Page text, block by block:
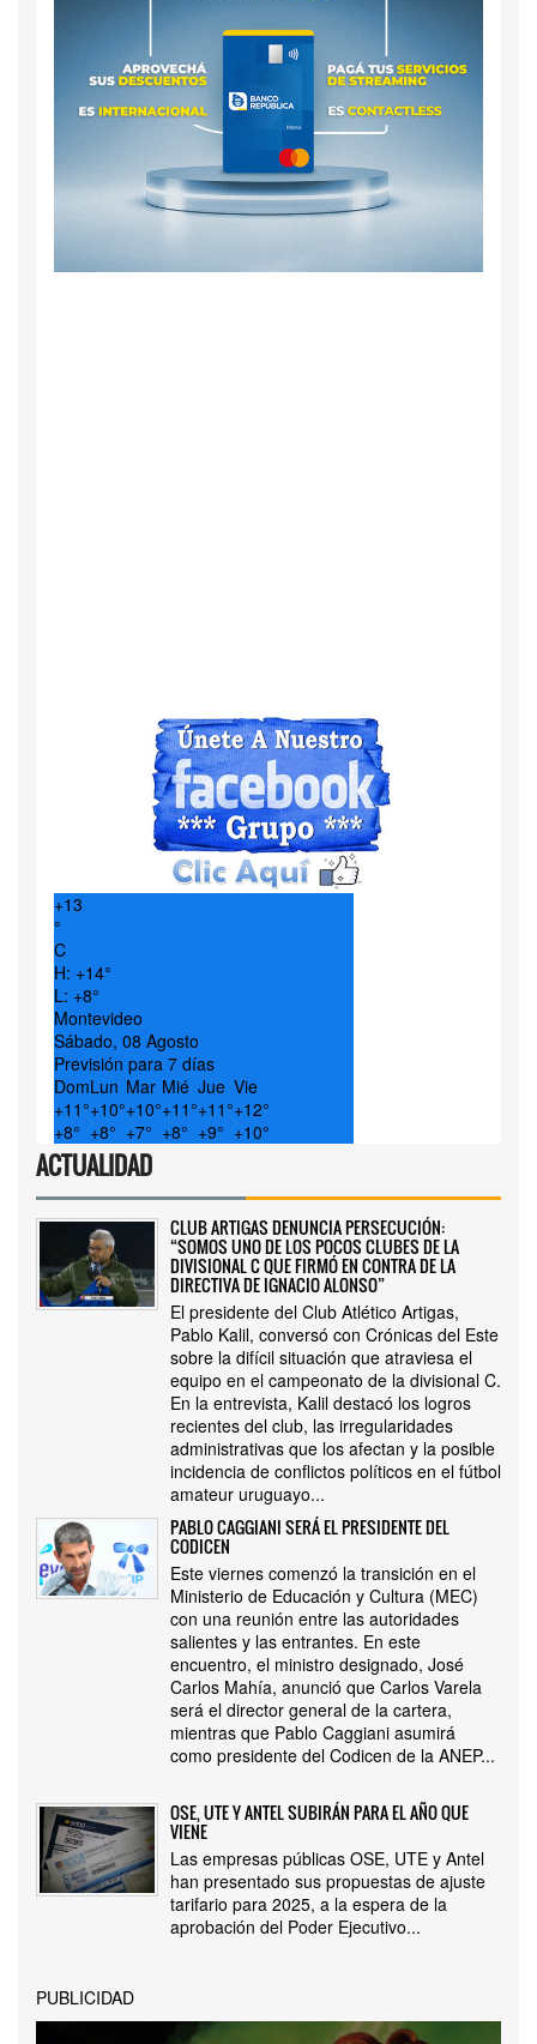
+13
°
C
H: +14°
L: +8°
Montevideo
Sábado, 08 Agosto
Previsión para 7 días
DomLun Mar Mié Jue Vie
+11°+10°+10°+11°+11°+12°
+8° +8° +7° +8° +9° +10°
ACTUALIDAD
CLUB ARTIGAS DENUNCIA PERSECUCIÓN:
“SOMOS UNO DE LOS POCOS CLUBES DE LA
DIVISIONAL C QUE FIRMÓ EN CONTRA DE LA
DIRECTIVA DE IGNACIO ALONSO”
El presidente del Club Atlético Artigas,
Pablo Kalil, conversó con Crónicas del Este
sobre la difícil situación que atraviesa el
equipo en el campeonato de la divisional C.
En la entrevista, Kalil destacó los logros
recientes del club, las irregularidades
administrativas que los afectan y la posible
incidencia de conflictos políticos en el fútbol
amateur uruguayo...
PABLO CAGGIANI SERÁ EL PRESIDENTE DEL
CODICEN
Este viernes comenzó la transición en el
Ministerio de Educación y Cultura (MEC)
con una reunión entre las autoridades
salientes y las entrantes. En este
encuentro, el ministro designado, José
Carlos Mahía, anunció que Carlos Varela
será el director general de la cartera,
mientras que Pablo Caggiani asumirá
como presidente del Codicen de la ANEP...
OSE, UTE Y ANTEL SUBIRÁN PARA EL AÑO QUE
VIENE
Las empresas públicas OSE, UTE y Antel
han presentado sus propuestas de ajuste
tarifario para 2025, a la espera de la
aprobación del Poder Ejecutivo...
PUBLICIDAD